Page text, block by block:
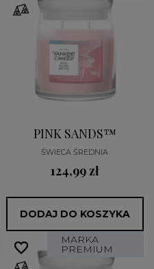
PINK SANDS™
ŚWIECA ŚREDNIA
124,99 zł
DODAJ DO KOSZYKA
MARKA
PREMIUM
favorite_border
favorite_border